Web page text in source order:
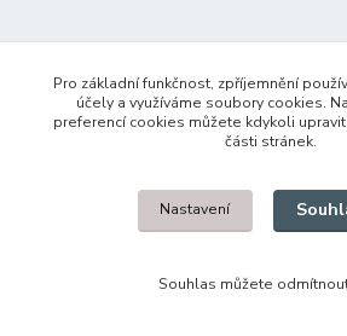
Pro základní funkčnost, zpříjemnění
účely a využíváme soubory cookies.
preferencí cookies můžete kdykoli
části stránek.
Nastavení
Souhlas můžete